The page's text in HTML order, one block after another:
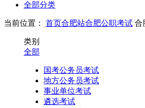
全部分类
当前位置： 首页合肥站合肥公职考试 合
类别
全部
国考公务员考试
地方公务员考试
事业单位考试
遴选考试